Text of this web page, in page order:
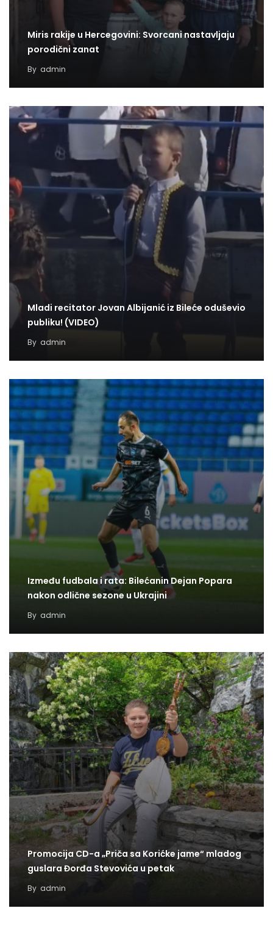
Miris rakije u Hercegovini: Svorcani nastavljaju
porodični zanat
By admin
Mladi recitator Jovan Albijanić iz Bileće oduševio
publiku! (VIDEO)
By admin
Između fudbala i rata: Bilećanin Dejan Popara
nakon odlične sezone u Ukrajini
By admin
Promocija CD-a „Priča sa Korićke jame“ mladog
guslara Đorđa Stevovića u petak
By admin